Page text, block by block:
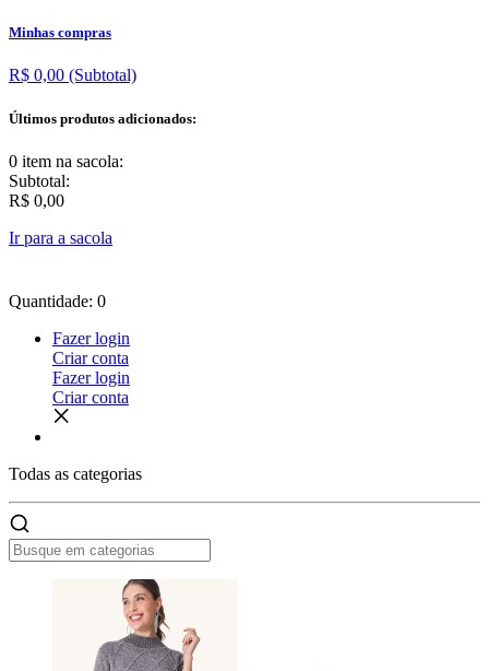
Minhas compras
R$ 0,00 (Subtotal)
Últimos produtos adicionados:
0 item na sacola:
Subtotal:
R$ 0,00
Ir para a sacola
Quantidade: 0
Fazer login
Criar conta
Fazer login
Criar conta
Todas as categorias